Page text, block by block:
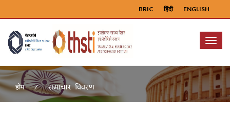
ENGLISH
हिंदी
BRIC
Menu
होम समाचार विवरण